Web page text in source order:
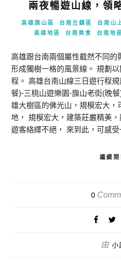
兩夜暢遊山線，領
高雄旗山區 台南左鎮區 台南山
高雄地區
台南美食 台南地區
高雄跟台南兩個屬性截然不同的
形成獨樹一格的風景線。 規劃
程。 高雄台南山線三日遊行程
餐)-三桃山遊樂園-旗山老街(晚
雄大樹區的佛光山，規模宏大，
地， 規模宏大，建築莊嚴精美
遊客絡繹不絕， 來到此，可感
繼續閱
0
由 小